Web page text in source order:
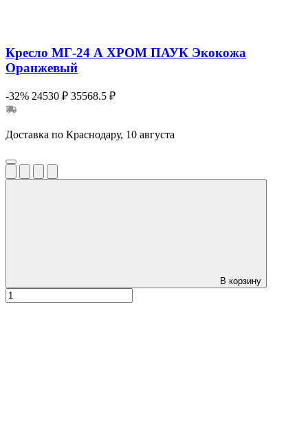
Кресло МГ-24 А ХРОМ ПАУК Экокожа
Оранжевый
-32% 24530 ₽ 35568.5 ₽
Доставка по Краснодару, 10 августа
В корзину